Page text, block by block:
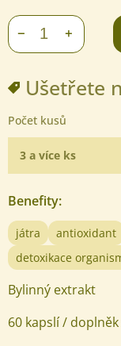
+
−
Ušetřete
Počet kusů
3 a více ks
Benefity:
játra antioxidant
detoxikace
Bylinný extrakt
60 kapslí /